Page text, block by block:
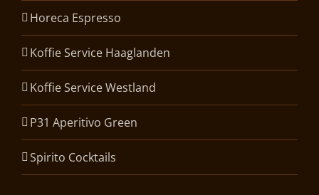
Horeca Espresso
Koffie Service Haaglanden
Koffie Service Westland
P31 Aperitivo Green
Spirito Cocktails